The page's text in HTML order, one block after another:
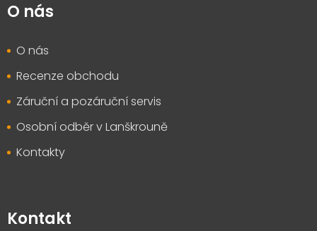
O nás
O nás
Recenze obchodu
Záruční a pozáruční servis
Osobní odběr v Lanškrouně
Kontakty
Kontakt